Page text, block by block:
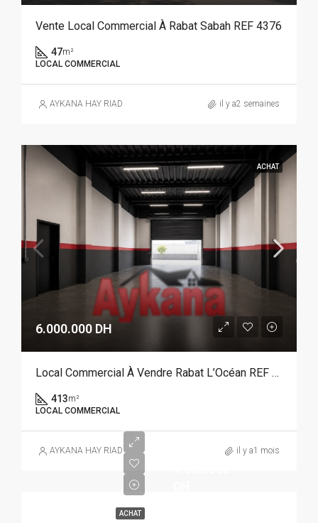
Vente Local Commercial À Rabat Sabah REF 4376
47m²
LOCAL COMMERCIAL
AYKANA HAY RIAD il y a2 semaines
ACHAT
6.000.000 DH
Local Commercial À Vendre Rabat L’Océan REF 4349
413m²
LOCAL COMMERCIAL
AYKANA HAY RIAD il y a1 mois
ACHAT